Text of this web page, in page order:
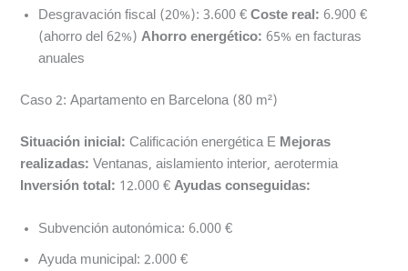
Desgravación fiscal (20%): 3.600 €Coste real: 6.900 €
(ahorro del 62%)Ahorro energético: 65% en facturas
anuales
Caso 2: Apartamento en Barcelona (80 m²)
Situación inicial: Calificación energética E Mejoras
realizadas: Ventanas, aislamiento interior, aerotermia
Inversión total: 12.000 €Ayudas conseguidas:
Subvención autonómica: 6.000 €
Ayuda municipal: 2.000 €